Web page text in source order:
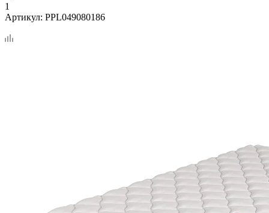
1
Артикул: PPL049080186